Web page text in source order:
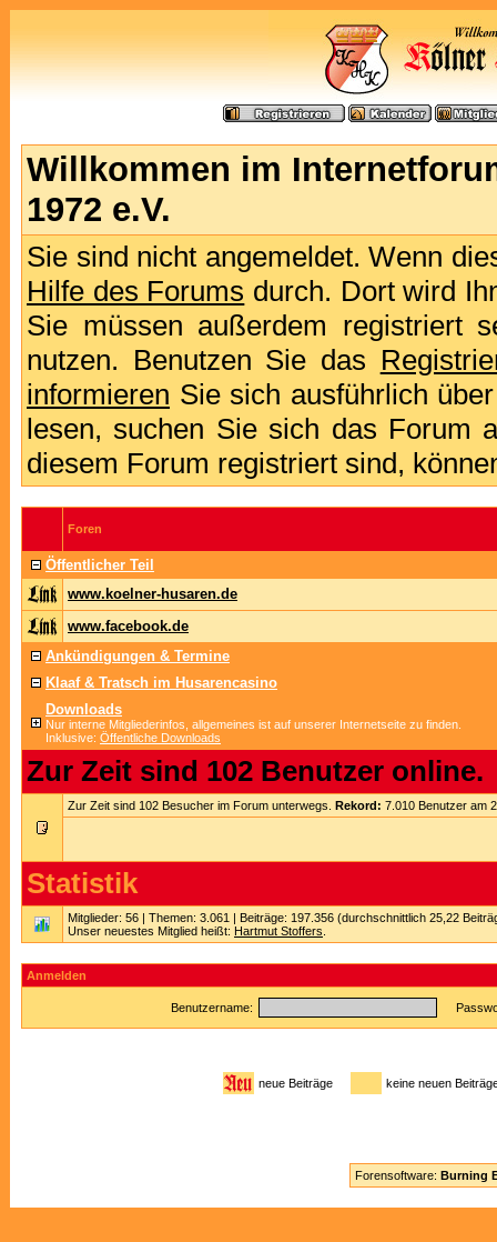
Willkommen im
1972 e.V.
Sie sind nicht angemeldet. Wenn
Hilfe des Forums durch. Dort wird
Sie müssen außerdem registriert
nutzen. Benutzen Sie das
informieren Sie sich ausführlich
lesen, suchen Sie sich das Forum
diesem Forum registriert sind,
Foren
Öffentlicher Teil
www.koelner-husaren.de
www.facebook.de
Ankündigungen & Termine
Klaaf & Tratsch im Husarencasino
Downloads
Nur interne Mitgliederinfos, allgemeines ist auf unserer Internetseite zu finden.
Inklusive: Öffentliche Downloads
Zur Zeit sind 102 Benutzer online.
Zur Zeit sind 102 Besucher im Forum unterwegs. Rekord: 7.010 Benutzer am
Statistik
Mitglieder: 56 | Themen: 3.061 | Beiträge: 197.356 (durchschnittlich 25,22
Unser neuestes Mitglied heißt: Hartmut Stoffers
Anmelden
Benutzername:
neue Beiträge keine neuen
Forensoftware: Burning